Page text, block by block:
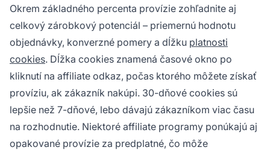
Okrem základného percenta provízie zohľadnite aj
celkový zárobkový potenciál – priemernú hodnotu
objednávky, konverzné pomery a dĺžku platnosti
cookies. Dĺžka cookies znamená časové okno po
kliknutí na affiliate odkaz, počas ktorého môžete získať
províziu, ak zákazník nakúpi. 30-dňové cookies sú
lepšie než 7-dňové, lebo dávajú zákazníkom viac času
na rozhodnutie. Niektoré affiliate programy ponúkajú aj
opakované provízie za predplatné, čo môže